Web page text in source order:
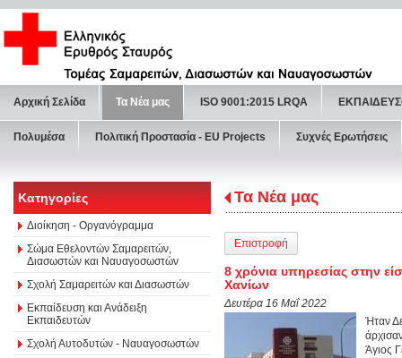
Αρχική Σελίδα Τα Νέα μας ISO 9001:2015 LRQA
Πολυμέσα Πολιτική Προστασία - ΕU Projects Συχνές Ερωτήσεις
Κατηγορίες
Διοίκηση - Οργανόγραμμα
Σώμα Εθελοντών Σαμαρειτών,
Διασωστών και Ναυαγοσωστών
Σχολή Σαμαρειτών και Διασωστών
Εκπαίδευση και Ανάδειξη
Εκπαιδευτών
Σχολή Αυτοδυτών - Ναυαγοσωστών
Τα Νέα μας
Επιστροφή
8 χρόνια υπηρεσίας στην
Χανίων
Δευτέρα 16 Μαΐ 2022
Ήταν
Άγιος